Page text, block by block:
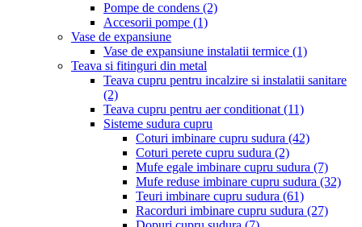
Pompe de condens (2)
Accesorii pompe (1)
Vase de expansiune
Vase de expansiune instalatii termice (1)
Teava si fitinguri din metal
Teava cupru pentru incalzire si instalatii sanitare
(2)
Teava cupru pentru aer conditionat (11)
Sisteme sudura cupru
Coturi imbinare cupru sudura (42)
Coturi perete cupru sudura (2)
Mufe egale imbinare cupru sudura (7)
Mufe reduse imbinare cupru sudura (32)
Teuri imbinare cupru sudura (61)
Racorduri imbinare cupru sudura (27)